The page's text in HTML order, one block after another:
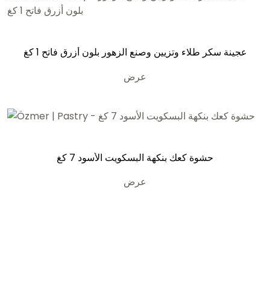
عجينة سكر طلاء وتزيين وصنع الزهور بلون أزرق فاتح 1 كغ
عرض
حشوة كعك بنكهة البسكويت الأسود 7 كغ
عرض